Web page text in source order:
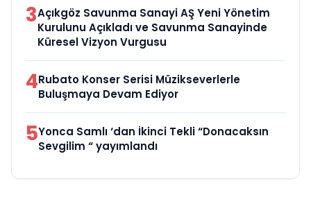
3Açıkgöz Savunma Sanayi AŞ Yeni Yönetim
Kurulunu Açıkladı ve Savunma Sanayinde
Küresel Vizyon Vurgusu
4Rubato Konser Serisi Müzikseverlerle
Buluşmaya Devam Ediyor
5Yonca Samlı ‘dan İkinci Tekli “Donacaksın
Sevgilim “ yayımlandı